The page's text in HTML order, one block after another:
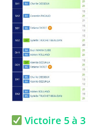
Victoire 5 à 3